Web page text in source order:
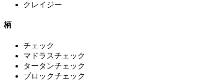
クレイジー
柄
チェック
マドラスチェック
タータンチェック
ブロックチェック